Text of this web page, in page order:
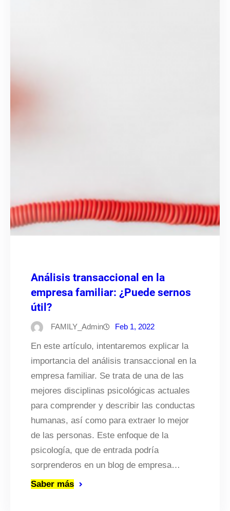
Análisis transaccional en la
empresa familiar: ¿Puede sernos
útil?
FAMILY_Admin Feb 1, 2022
En este artículo, intentaremos explicar la
importancia del análisis transaccional en la
empresa familiar. Se trata de una de las
mejores disciplinas psicológicas actuales
para comprender y describir las conductas
humanas, así como para extraer lo mejor
de las personas. Este enfoque de la
psicología, que de entrada podría
sorprenderos en un blog de empresa…
Saber más